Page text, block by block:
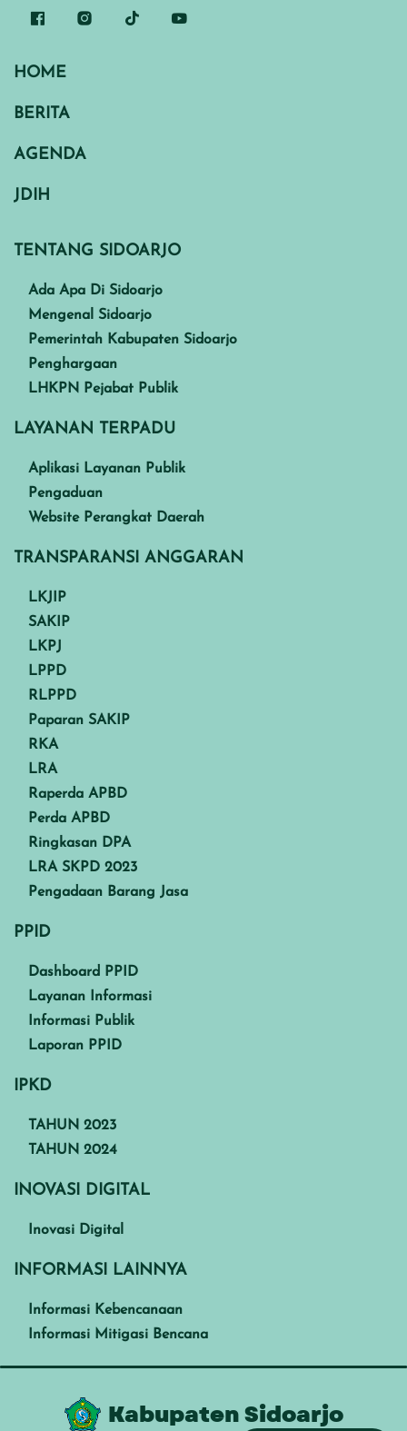
HOME
BERITA
AGENDA
JDIH
TENTANG SIDOARJO
Ada Apa Di Sidoarjo
Mengenal Sidoarjo
Pemerintah Kabupaten Sidoarjo
Penghargaan
LHKPN Pejabat Publik
LAYANAN TERPADU
Aplikasi Layanan Publik
Pengaduan
Website Perangkat Daerah
TRANSPARANSI ANGGARAN
LKJIP
SAKIP
LKPJ
LPPD
RLPPD
Paparan SAKIP
RKA
LRA
Raperda APBD
Perda APBD
Ringkasan DPA
LRA SKPD 2023
Pengadaan Barang Jasa
PPID
Dashboard PPID
Layanan Informasi
Informasi Publik
Laporan PPID
IPKD
TAHUN 2023
TAHUN 2024
INOVASI DIGITAL
Inovasi Digital
INFORMASI LAINNYA
Informasi Kebencanaan
Informasi Mitigasi Bencana
Kabupaten Sidoarjo